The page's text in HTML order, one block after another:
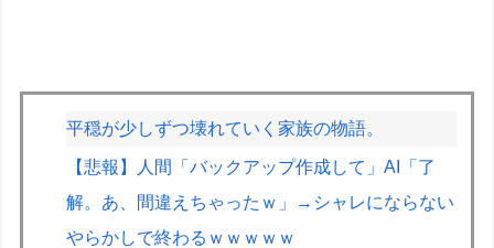
平穏が少しずつ壊れていく家族の物語。
【悲報】人間「バックアップ作成して」AI「了
解。あ、間違えちゃったｗ」→シャレにならない
やらかしで終わるｗｗｗｗｗ